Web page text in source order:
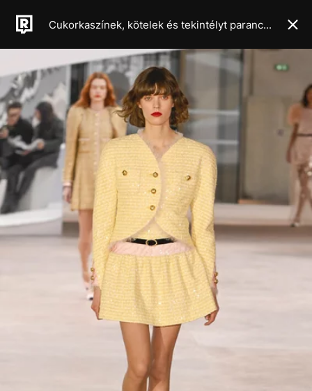
Cukorkaszínek, kötelek és tekintélyt parancsoló fejdíszek – A tavaszi-nyári haute couture divathét legszebb pillanatai